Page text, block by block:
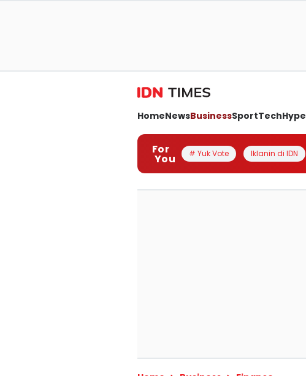
HomeNewsBusinessSportTechHype
For
You # Yuk Vote Iklanin di IDN